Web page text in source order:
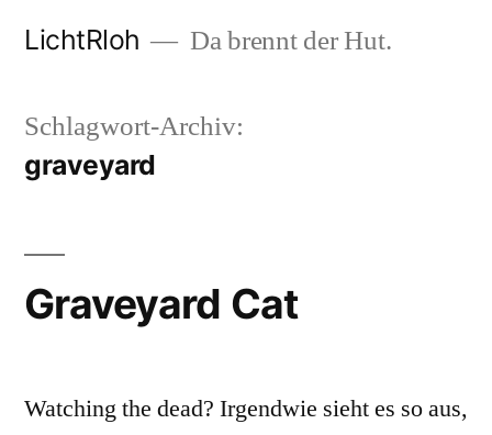
LichtRloh Da brennt der Hut.
Schlagwort-Archiv:
graveyard
Graveyard Cat
Watching the dead? Irgendwie sieht es so aus,